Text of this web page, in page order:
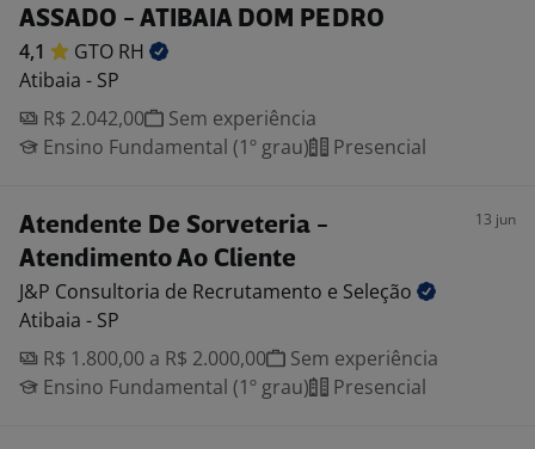
ASSADO - ATIBAIA DOM PEDRO
4,1 GTO RH
Atibaia - SP
R$ 2.042,00
Sem experiência
Ensino Fundamental (1º grau)
Presencial
Atendente De Sorveteria -
Atendimento Ao Cliente
13 jun
J&P Consultoria de Recrutamento e Seleção
Atibaia - SP
R$ 1.800,00 a R$ 2.000,00
Sem experiência
Ensino Fundamental (1º grau)
Presencial